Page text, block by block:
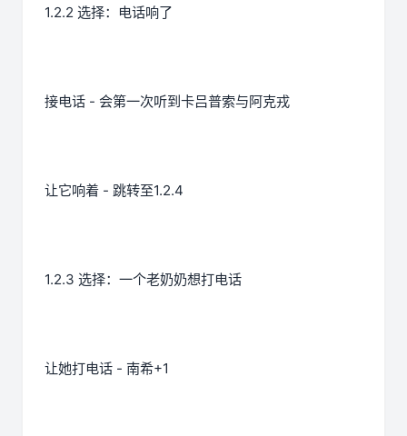
1.2.2 选择：电话响了
接电话 - 会第一次听到卡吕普索与阿克戎
让它响着 - 跳转至1.2.4
1.2.3 选择：一个老奶奶想打电话
让她打电话 - 南希+1